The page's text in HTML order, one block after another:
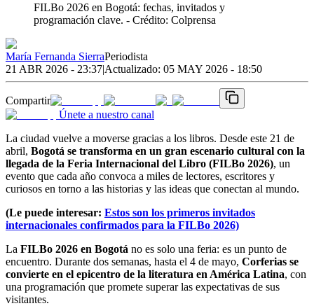
FILBo 2026 en Bogotá: fechas, invitados y
programación clave. - Crédito: Colprensa
María Fernanda SierraPeriodista
21 ABR 2026 - 23:37|Actualizado: 05 MAY 2026 - 18:50
Compartir
Únete a nuestro canal
La ciudad vuelve a moverse gracias a los libros. Desde este 21 de
abril, Bogotá se transforma en un gran escenario cultural con la
llegada de la Feria Internacional del Libro (FILBo 2026), un
evento que cada año convoca a miles de lectores, escritores y
curiosos en torno a las historias y las ideas que conectan al mundo.
(Le puede interesar: Estos son los primeros invitados
internacionales confirmados para la FILBo 2026)
La FILBo 2026 en Bogotá no es solo una feria: es un punto de
encuentro. Durante dos semanas, hasta el 4 de mayo, Corferias se
convierte en el epicentro de la literatura en América Latina, con
una programación que promete superar las expectativas de sus
visitantes.